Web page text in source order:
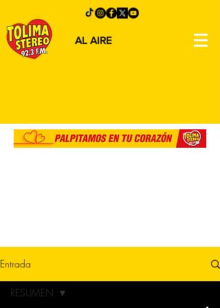
AL AIRE
Entrada
RESUMEN